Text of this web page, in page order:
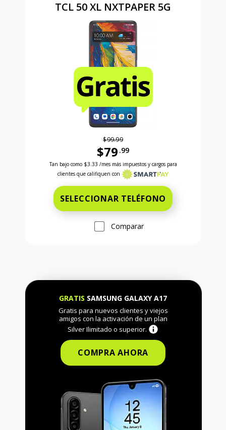
TCL 50 XL NXTPAPER 5G
$99.99
$79 .99
Antes el precio era 99 dollars and 99 cents Ahora
Tan bajo como $3.33 /mes más impuestos y cargos para
clientes que califiquen con
SELECCIONAR TELÉFONO
Comparar
GRATIS SAMSUNG GALAXY A17
Gratis para nuevos clientes y viejos
amigos con la activación de un plan
Silver Ilimitado o superior.
COMPRA AHORA